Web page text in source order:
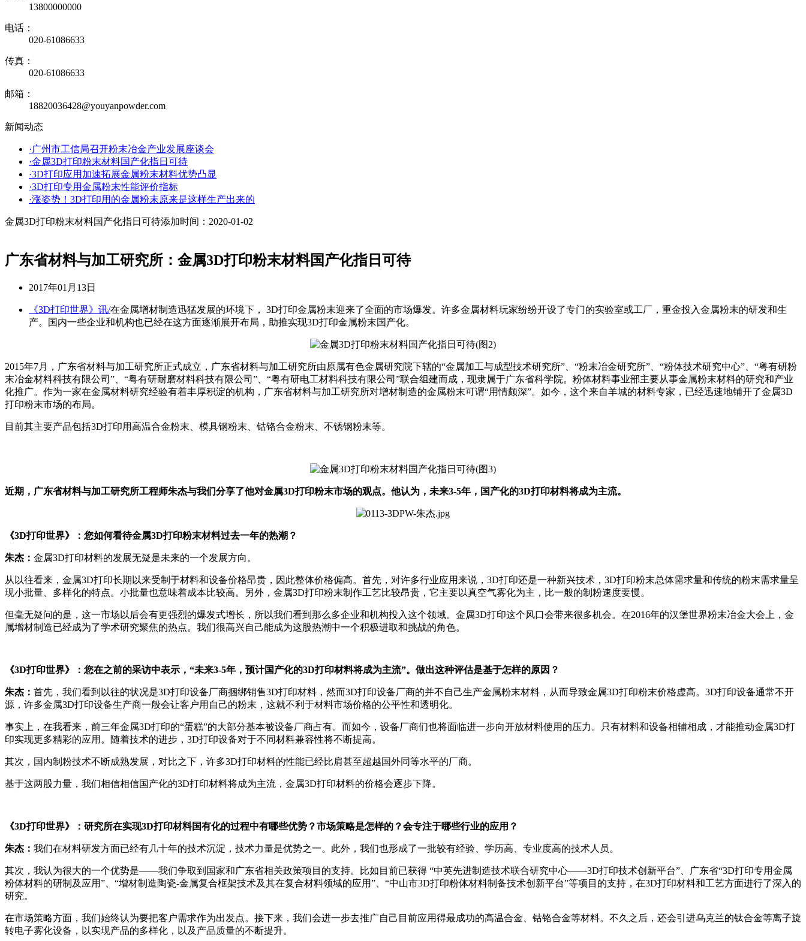
13800000000
电话：
020-61086633
传真：
020-61086633
邮箱：
18820036428@youyanpowder.com
新闻动态
·广州市工信局召开粉末冶金产业发展座谈会
·金属3D打印粉末材料国产化指日可待
·3D打印应用加速拓展金属粉末材料优势凸显
·3D打印专用金属粉末性能评价指标
·涨姿势！3D打印用的金属粉末原来是这样生产出来的
金属3D打印粉末材料国产化指日可待添加时间：2020-01-02
广东省材料与加工研究所：金属3D打印粉末材料国产化指日可待
2017年01月13日
《3D打印世界》讯/在金属增材制造迅猛发展的环境下， 3D打印金属粉末迎来了全面的市场爆发。许多金属材料玩家纷纷开设了专门的实验室或工厂，重金投入金属粉末的研发和生
产。国内一些企业和机构也已经在这方面逐渐展开布局，助推实现3D打印金属粉末国产化。
2015年7月，广东省材料与加工研究所正式成立，广东省材料与加工研究所由原属有色金属研究院下辖的“金属加工与成型技术研究所”、“粉末冶金研究所”、“粉体技术研究中心”、“粤有研粉
末冶金材料科技有限公司”、“粤有研耐磨材料科技有限公司”、“粤有研电工材料科技有限公司”联合组建而成，现隶属于广东省科学院。粉体材料事业部主要从事金属粉末材料的研究和产业
化推广。作为一家在金属材料研究经验有着丰厚积淀的机构，广东省材料与加工研究所对增材制造的金属粉末可谓“用情颇深”。如今，这个来自羊城的材料专家，已经迅速地铺开了金属3D
打印粉末市场的布局。
目前其主要产品包括3D打印用高温合金粉末、模具钢粉末、钴铬合金粉末、不锈钢粉末等。
近期，广东省材料与加工研究所工程师朱杰与我们分享了他对金属3D打印粉末市场的观点。他认为，未来3-5年，国产化的3D打印材料将成为主流。
《3D打印世界》：您如何看待金属3D打印粉末材料过去一年的热潮？
朱杰： 金属3D打印材料的发展无疑是未来的一个发展方向。
从以往看来，金属3D打印长期以来受制于材料和设备价格昂贵，因此整体价格偏高。首先，对许多行业应用来说，3D打印还是一种新兴技术，3D打印粉末总体需求量和传统的粉末需求量呈
现小批量、多样化的特点。小批量也意味着成本比较高。另外，金属3D打印粉末制作工艺比较昂贵，它主要以真空气雾化为主，比一般的制粉速度要慢。
但毫无疑问的是，这一市场以后会有更强烈的爆发式增长，所以我们看到那么多企业和机构投入这个领域。金属3D打印这个风口会带来很多机会。在2016年的汉堡世界粉末冶金大会上，金
属增材制造已经成为了学术研究聚焦的热点。我们很高兴自己能成为这股热潮中一个积极进取和挑战的角色。
《3D打印世界》：您在之前的采访中表示，“未来3-5年，预计国产化的3D打印材料将成为主流”。做出这种评估是基于怎样的原因？
朱杰： 首先，我们看到以往的状况是3D打印设备厂商捆绑销售3D打印材料，然而3D打印设备厂商的并不自己生产金属粉末材料，从而导致金属3D打印粉末价格虚高。3D打印设备通常不开
源，许多金属3D打印设备生产商一般会让客户用自己的粉末，这就不利于材料市场价格的公平性和透明化。
事实上，在我看来，前三年金属3D打印的“蛋糕”的大部分基本被设备厂商占有。而如今，设备厂商们也将面临进一步向开放材料使用的压力。只有材料和设备相辅相成，才能推动金属3D打
印实现更多精彩的应用。随着技术的进步，3D打印设备对于不同材料兼容性将不断提高。
其次，国内制粉技术不断成熟发展，对比之下，许多3D打印材料的性能已经比肩甚至超越国外同等水平的厂商。
基于这两股力量，我们相信相信国产化的3D打印材料将成为主流，金属3D打印材料的价格会逐步下降。
《3D打印世界》：研究所在实现3D打印材料国有化的过程中有哪些优势？市场策略是怎样的？会专注于哪些行业的应用？
朱杰： 我们在材料研发方面已经有几十年的技术沉淀，技术力量是优势之一。此外，我们也形成了一批较有经验、学历高、专业度高的技术人员。
其次，我认为很大的一个优势是——我们争取到国家和广东省相关政策项目的支持。比如目前已获得 “中英先进制造技术联合研究中心——3D打印技术创新平台”、广东省“3D打印专用金属
粉体材料的研制及应用”、“增材制造陶瓷-金属复合框架技术及其在复合材料领域的应用”、“中山市3D打印粉体材料制备技术创新平台”等项目的支持，在3D打印材料和工艺方面进行了深入的
研究。
在市场策略方面，我们始终认为要把客户需求作为出发点。接下来，我们会进一步去推广自己目前应用得最成功的高温合金、钴铬合金等材料。不久之后，还会引进乌克兰的钛合金等离子旋
转电子雾化设备，以实现产品的多样化，以及产品质量的不断提升。